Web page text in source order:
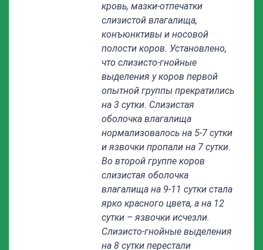
кровь, мазки-отпечатки
слизистой влагалища,
конъюнктивы и носовой
полости коров. Установлено,
что слизисто-гнойные
выделения у коров первой
опытной группы прекратились
на 3 сутки. Слизистая
оболочка влагалища
нормализовалось на 5-7 сутки
и язвочки пропали на 7 сутки.
Во второй группе коров
слизистая оболочка
влагалища на 9-11 сутки стала
ярко красного цвета, а на 12
сутки – язвочки исчезли.
Слизисто-гнойные выделения
на 8 сутки перестали